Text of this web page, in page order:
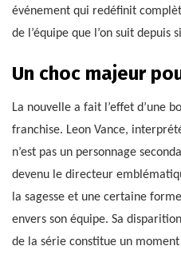
événement qui redéfinit
de l’équipe que l’on suit depuis
Un choc majeur
La nouvelle a fait l’effet d’une
franchise. Leon Vance,
n’est pas un personnage
devenu le directeur
la sagesse et une certaine
envers son équipe. Sa
de la série constitue un